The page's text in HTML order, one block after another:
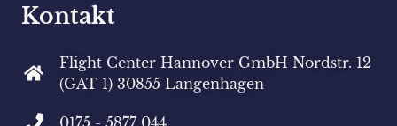
Kontakt
Flight Center Hannover GmbH Nordstr. 12
(GAT 1) 30855 Langenhagen